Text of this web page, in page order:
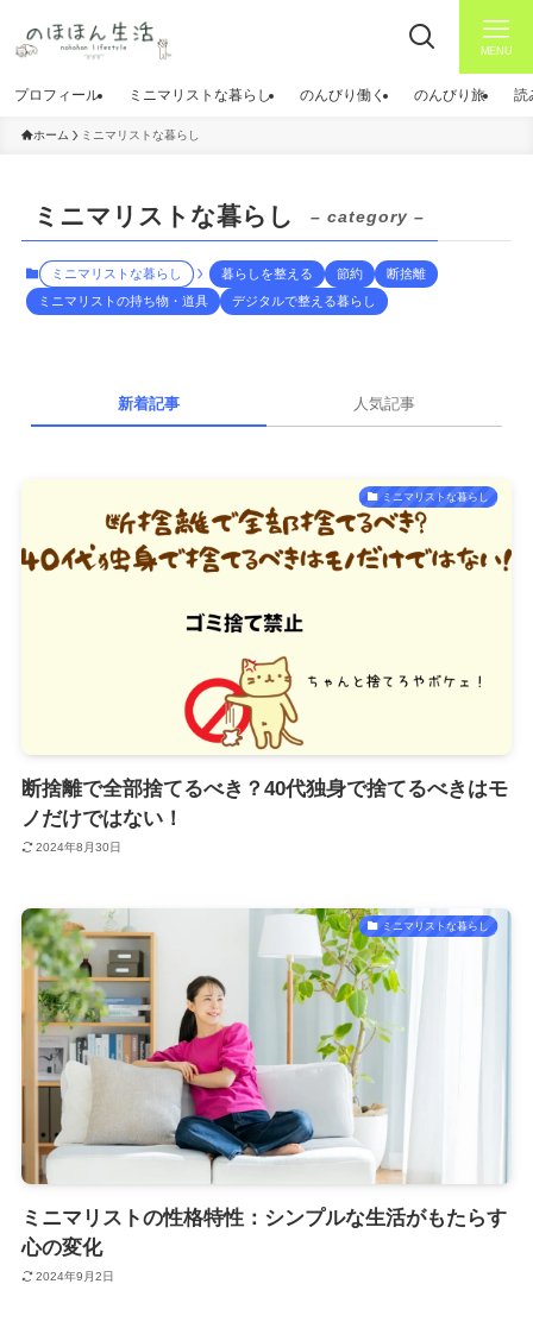
MENU
プロフィール ミニマリストな暮らし のんびり働く のんびり旅 読
ホーム ミニマリストな暮らし
ミニマリストな暮らし – category –
ミニマリストな暮らし 暮らしを整える 節約
断捨離
ミニマリストの持ち物・道具
デジタルで整える暮らし
新着記事 人気記事
ミニマリストな暮らし
断捨離で全部捨てるべき？40代独身で捨てるべきはモ
ノだけではない！
2024年8月30日
ミニマリストな暮らし
ミニマリストの性格特性：シンプルな生活がもたらす
心の変化
2024年9月2日